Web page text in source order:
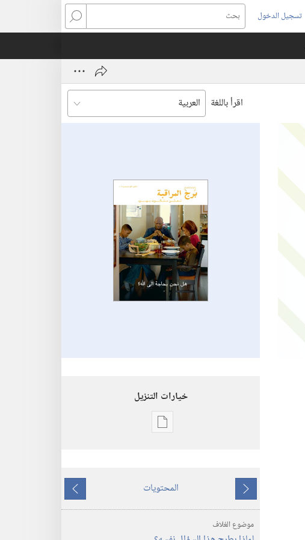
تسجيل الدخول
(يفتح
نافذة
بحث
اقرأ باللغة
خيارات التنزيل
خيارات
المراقبة
هل
ما
يسبق
المحتويات
ما
يلي
موضوع الغلاف